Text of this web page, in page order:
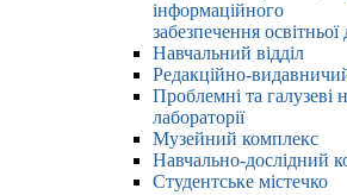
інформаційного
забезпечення освітньої
Навчальний відділ
Редакційно-
Проблемні та галузеві
лабораторії
Музейний комплекс
Навчально-дослідний
Студентське містечко